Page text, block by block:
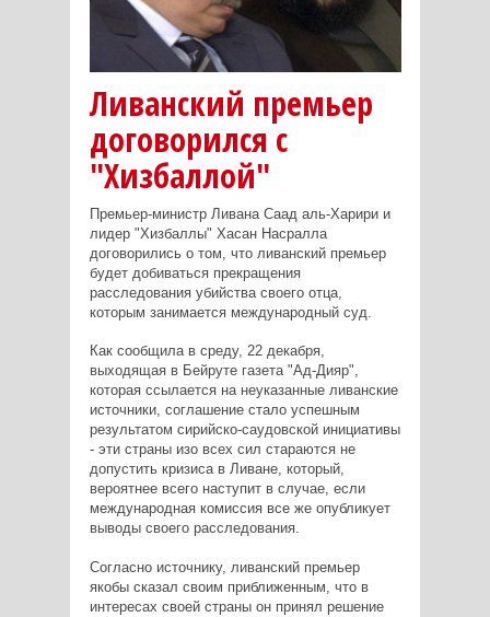
Ливанский премьер
договорился с
"Хизбаллой"
Премьер-министр Ливана Саад аль-Харири и
лидер "Хизбаллы" Хасан Насралла
договорились о том, что ливанский премьер
будет добиваться прекращения
расследования убийства своего отца,
которым занимается международный суд.
Как сообщила в среду, 22 декабря,
выходящая в Бейруте газета "Ад-Дияр",
которая ссылается на неуказанные ливанские
источники, соглашение стало успешным
результатом сирийско-саудовской инициативы
- эти страны изо всех сил стараются не
допустить кризиса в Ливане, который,
вероятнее всего наступит в случае, если
международная комиссия все же опубликует
выводы своего расследования.
Согласно источнику, ливанский премьер
якобы сказал своим приближенным, что в
интересах своей страны он принял решение